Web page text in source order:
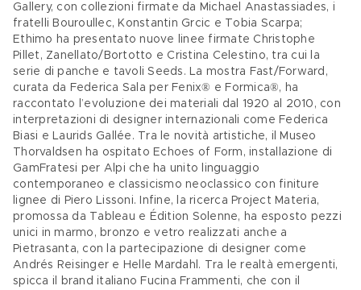
Gallery, con collezioni firmate da Michael Anastassiades, i
fratelli Bouroullec, Konstantin Grcic e Tobia Scarpa;
Ethimo ha presentato nuove linee firmate Christophe
Pillet, Zanellato/Bortotto e Cristina Celestino, tra cui la
serie di panche e tavoli Seeds. La mostra Fast/Forward,
curata da Federica Sala per Fenix® e Formica®, ha
raccontato l’evoluzione dei materiali dal 1920 al 2010, con
interpretazioni di designer internazionali come Federica
Biasi e Laurids Gallée. Tra le novità artistiche, il Museo
Thorvaldsen ha ospitato Echoes of Form, installazione di
GamFratesi per Alpi che ha unito linguaggio
contemporaneo e classicismo neoclassico con finiture
lignee di Piero Lissoni. Infine, la ricerca Project Materia,
promossa da Tableau e Édition Solenne, ha esposto pezzi
unici in marmo, bronzo e vetro realizzati anche a
Pietrasanta, con la partecipazione di designer come
Andrés Reisinger e Helle Mardahl. Tra le realtà emergenti,
spicca il brand italiano Fucina Frammenti, che con il